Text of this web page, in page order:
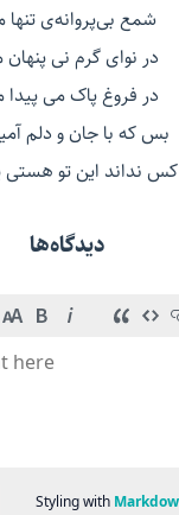
شمع بی‌پروانه‌ی تنها
در نوای گرم نی پنهان
در فروغ پاک می پیدا
بس که با جان و دلم
کس نداند این تو هستی
دیدگاه‌ها